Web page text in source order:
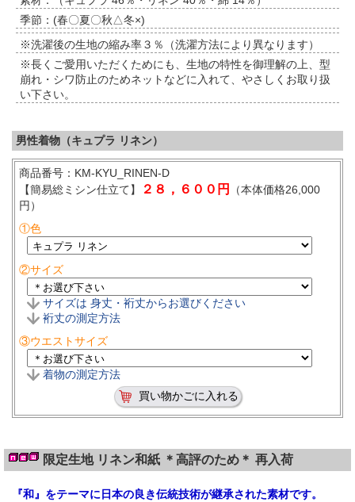
季節：(春〇夏〇秋△冬×)
※洗濯後の生地の縮み率３％（洗濯方法により異なります）
※長くご愛用いただくためにも、生地の特性を御理解の上、型
崩れ・シワ防止のためネットなどに入れて、やさしくお取り扱
い下さい。
男性着物（キュプラ リネン）
商品番号：KM-KYU_RINEN-D
【簡易総ミシン仕立て】
２８，６００円
（本体価格26,000
円）
①色
②サイズ
サイズは 身丈・裄丈からお選びください
裄丈の測定方法
③ウエストサイズ
着物の測定方法
限定生地 リネン和紙 ＊高評のため＊ 再入荷
『和』をテーマに日本の良き伝統技術が継承された素材です。